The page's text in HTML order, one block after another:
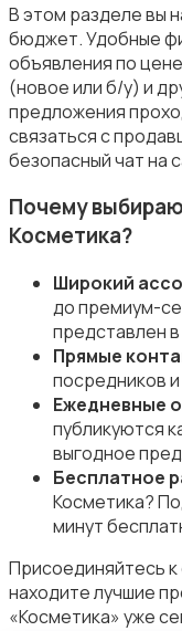
Другое
В этом разделе вы
бюджет. Удобные
объявления по
(новое или б/у) и
предложения
связаться с
безопасный чат на
Почему
Косметика?
Широкий
до премиум-
представлен
Прямые
посредников
Ежедневные
публикуются
выгодное
Бесплатное
Косметика?
минут
Присоединяйтесь
находите лучшие
«Косметика» уже